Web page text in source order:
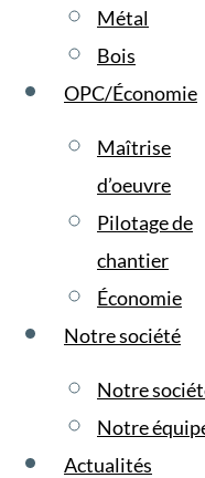
Métal
Bois
OPC/Économie
Maîtrise
d’oeuvre
Pilotage de
chantier
Économie
Notre société
Notre
Notre
Actualités